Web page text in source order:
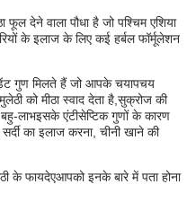
देने वाला पौधा है जो पश्चिम एशिया
के इलाज के लिए कई हर्बल फॉर्मूलेशन
गुण मिलते हैं जो आपके चयापचय
को मीठा स्वाद देता है, सुक्रोज की
लाभइसके एंटीसेप्टिक गुणों के कारण
का इलाज करना, चीनी खाने की
के फायदेएआपको इनके बारे में पता होना